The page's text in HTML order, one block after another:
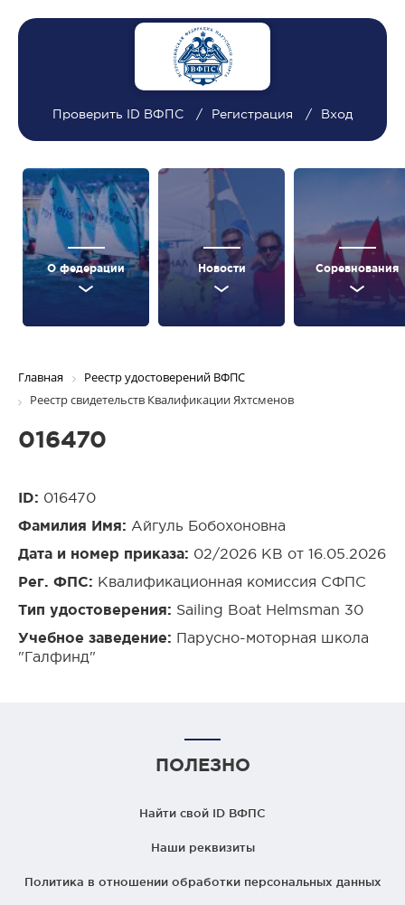
Проверить ID ВФПС Регистрация Вход
О федерации Новости Соревнования
Главная
Реестр удостоверений ВФПС
Реестр свидетельств Квалификации Яхтсменов
016470
ID: 016470
Фамилия Имя: Айгуль Бобохоновна
Дата и номер приказа: 02/2026 КВ от 16.05.2026
Рег. ФПС: Квалификационная комиссия СФПС
Тип удостоверения: Sailing Boat Helmsman 30
Учебное заведение: Парусно-моторная школа
"Галфинд"
ПОЛЕЗНО
Найти свой ID ВФПС
Наши реквизиты
Политика в отношении обработки персональных данных